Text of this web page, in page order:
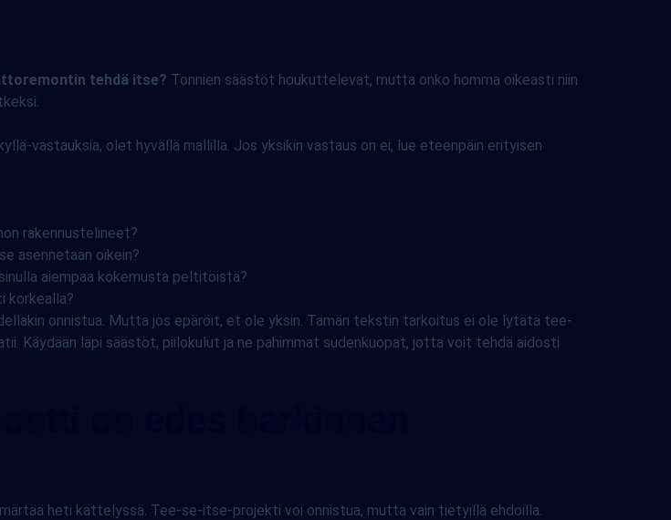
tehdä itse? Tonnien säästöt houkuttelevat, mutta onko homma oikeasti niin
vastauksia, olet hyvällä mallilla. Jos yksikin vastaus on ei, lue eteenpäin erityisen
rakennustelineet?
asennetaan oikein?
aiempaa kokemusta peltitöistä?
korkealla?
onnistua. Mutta jos epäröit, et ole yksin. Tämän tekstin tarkoitus ei ole lytätä tee-
Käydään läpi säästöt, piilokulut ja ne pahimmat sudenkuopat, jotta voit tehdä aidosti
heti kättelyssä. Tee-se-itse-projekti voi onnistua, mutta vain tietyillä ehdoilla.